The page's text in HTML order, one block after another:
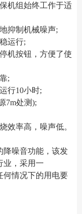
机组始终工作于适
抑制机械噪声;
运行;
机按钮，方便了使
;
行10小时;
7m处测);
效率高，噪声低。
噪音功能，该发
业，采用一
何情况下的用电要